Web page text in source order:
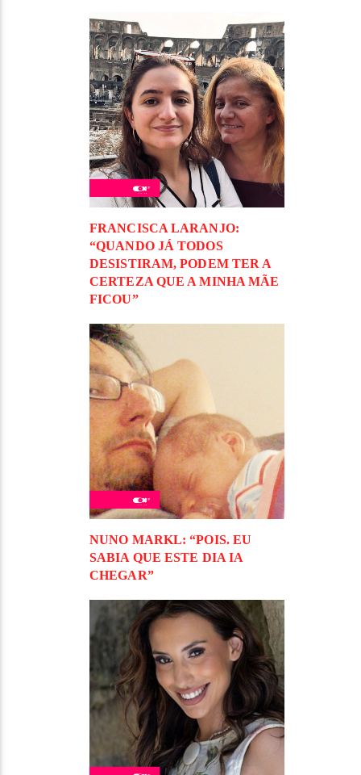
FRANCISCA LARANJO:
“QUANDO JÁ TODOS
DESISTIRAM, PODEM TER A
CERTEZA QUE A MINHA MÃE
FICOU”
NUNO MARKL: “POIS. EU
SABIA QUE ESTE DIA IA
CHEGAR”